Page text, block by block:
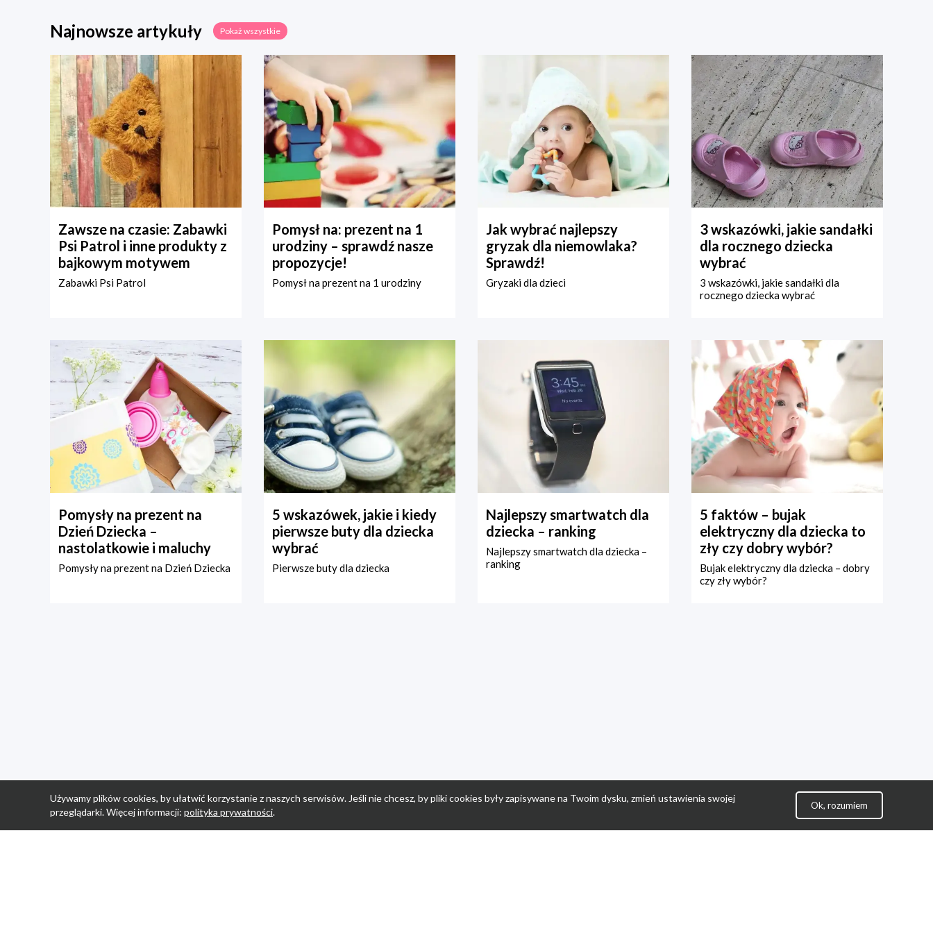
Najnowsze artykuły Pokaż wszystkie
Zawsze na czasie: Zabawki
Psi Patrol i inne produkty z
bajkowym motywem
Zabawki Psi Patrol
Pomysł na: prezent na 1
urodziny – sprawdź nasze
propozycje!
Pomysł na prezent na 1 urodziny
Jak wybrać najlepszy
gryzak dla niemowlaka?
Sprawdź!
Gryzaki dla dzieci
3 wskazówki, jakie sandałki
dla rocznego dziecka
wybrać
3 wskazówki, jakie sandałki dla
rocznego dziecka wybrać
Pomysły na prezent na
Dzień Dziecka –
nastolatkowie i maluchy
Pomysły na prezent na Dzień Dziecka
5 wskazówek, jakie i kiedy
pierwsze buty dla dziecka
wybrać
Pierwsze buty dla dziecka
Najlepszy smartwatch dla
dziecka – ranking
Najlepszy smartwatch dla dziecka –
ranking
5 faktów – bujak
elektryczny dla dziecka to
zły czy dobry wybór?
Bujak elektryczny dla dziecka – dobry
czy zły wybór?
Używamy plików cookies, by ułatwić korzystanie z naszych serwisów. Jeśli nie chcesz, by pliki cookies były zapisywane na Twoim dysku, zmień ustawienia swojej
przeglądarki. Więcej informacji: polityka prywatności.
Ok, rozumiem